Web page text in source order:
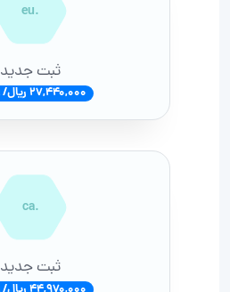
.eu
ثبت جدید
27,440,000 ریال/ 1 سال
.ca
ثبت جدید